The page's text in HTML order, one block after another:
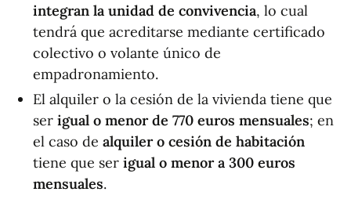
integran la unidad de convivencia, lo cual
tendrá que acreditarse mediante certificado
colectivo o volante único de
empadronamiento.
El alquiler o la cesión de la vivienda tiene que
ser igual o menor de 770 euros mensuales; en
el caso de alquiler o cesión de habitación
tiene que ser igual o menor a 300 euros
mensuales.